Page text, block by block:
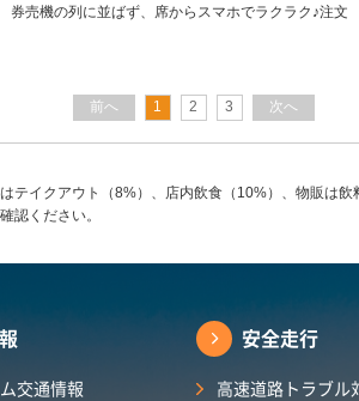
券売機の列に並ばず、席からスマホでラクラク♪注文
前へ 1 2 3 次へ
イクアウト（8%）、店内飲食（10%）、物販は
認ください。
交通情報
安全走行
高速道路トラブル